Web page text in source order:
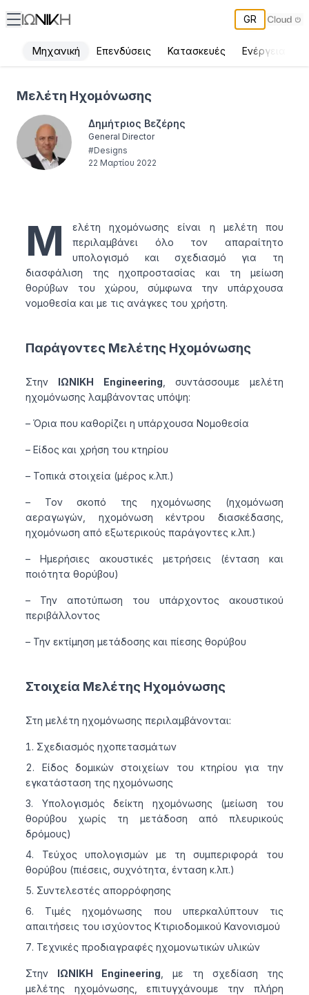
GR
Μηχανική Επενδύσεις Κατασκευές Ενέργεια
Μελέτη Ηχομόνωσης
Δημήτριος Βεζέρης
General Director
#Designs
22 Μαρτίου 2022
Μ
ελέτη ηχομόνωσης είναι η μελέτη που
περιλαμβάνει όλο τον απαραίτητο
υπολογισμό και σχεδιασμό για τη
διασφάλιση της ηχοπροστασίας και τη μείωση
θορύβων του χώρου, σύμφωνα την υπάρχουσα
νομοθεσία και με τις ανάγκες του χρήστη.
Παράγοντες Μελέτης Ηχομόνωσης
Στην ΙΩΝΙΚΗ Engineering , συντάσσουμε μελέτη
ηχομόνωσης λαμβάνοντας υπόψη:
– Όρια που καθορίζει η υπάρχουσα Νομοθεσία
– Είδος και χρήση του κτηρίου
– Τοπικά στοιχεία (μέρος κ.λπ.)
– Τον σκοπό της ηχομόνωσης (ηχομόνωση
αεραγωγών, ηχομόνωση κέντρου διασκέδασης,
ηχομόνωση από εξωτερικούς παράγοντες κ.λπ.)
– Ημερήσιες ακουστικές μετρήσεις (ένταση και
ποιότητα θορύβου)
– Την αποτύπωση του υπάρχοντος ακουστικού
περιβάλλοντος
– Την εκτίμηση μετάδοσης και πίεσης θορύβου
Στοιχεία Μελέτης Ηχομόνωσης
Στη μελέτη ηχομόνωσης περιλαμβάνονται:
Σχεδιασμός ηχοπετασμάτων
Είδος δομικών στοιχείων του κτηρίου για την
εγκατάσταση της ηχομόνωσης
Υπολογισμός δείκτη ηχομόνωσης (μείωση του
θορύβου χωρίς τη μετάδοση από πλευρικούς
δρόμους)
Τεύχος υπολογισμών με τη συμπεριφορά του
θορύβου (πιέσεις, συχνότητα, ένταση κ.λπ.)
Συντελεστές απορρόφησης
Τιμές ηχομόνωσης που υπερκαλύπτουν τις
απαιτήσεις του ισχύοντος Κτιριοδομικού Κανονισμού
Τεχνικές προδιαγραφές ηχομονωτικών υλικών
Στην ΙΩΝΙΚΗ Engineering , με τη σχεδίαση της
μελέτης ηχομόνωσης, επιτυγχάνουμε την πλήρη